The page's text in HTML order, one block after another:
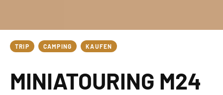
TRIP CAMPING KAUFEN
MINIATOURING M24